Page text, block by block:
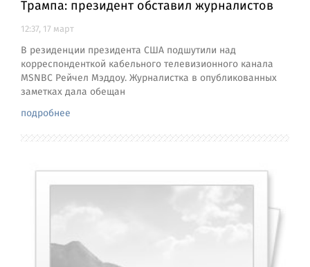
Трампа: президент обставил журналистов
12:37, 17 март
В резиденции президента США подшутили над
корреспонденткой кабельного телевизионного канала
MSNBC Рейчел Мэддоу. Журналистка в опубликованных
заметках дала обещан
подробнее